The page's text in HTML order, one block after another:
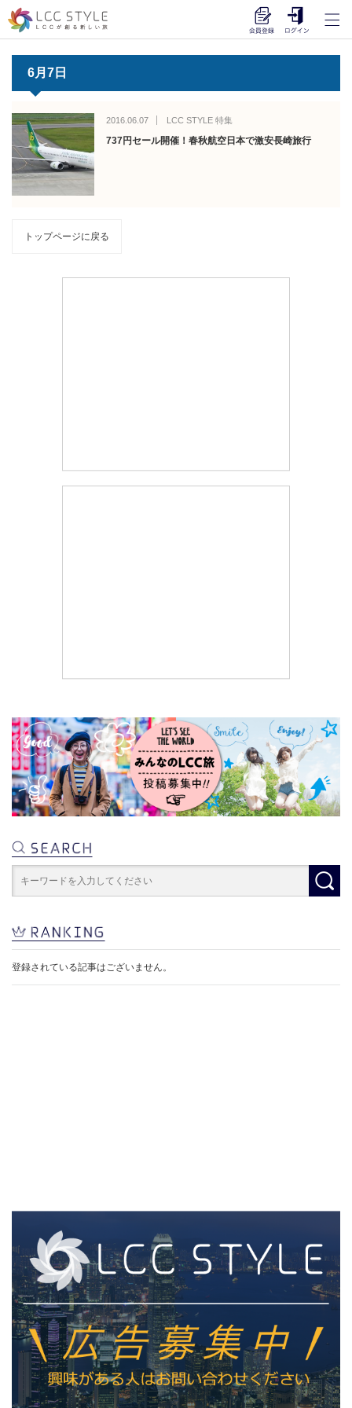
6月7日
2016.06.07 LCC STYLE 特集
737円セール開催！春秋航空日本で激安長崎旅行
トップページに戻る
登録されている記事はございません。